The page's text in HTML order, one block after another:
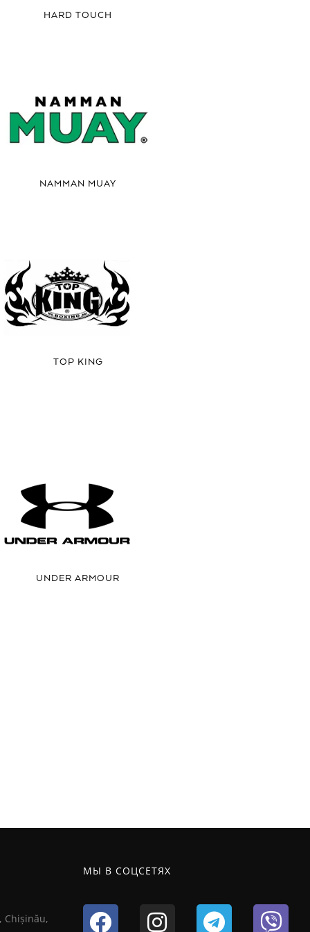
HARD TOUCH
NAMMAN MUAY
TOP KING
UNDER ARMOUR
Chișinău,
МЫ В СОЦСЕТЯХ